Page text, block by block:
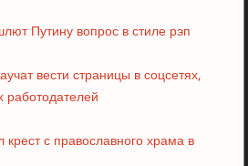
Путину вопрос в стиле рэп
вести страницы в соцсетях,
работодателей
с православного храма в